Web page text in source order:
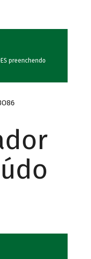
preenchendo